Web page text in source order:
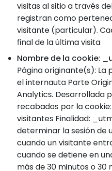
visitas al sitio a través
registran como
visitante (particular).
final de la última visita
Nombre de la cookie:
Página originante(s): La
el internauta Parte
Analytics. Desarrollada
recabados por la cookie:
visitantes Finalidad:
determinar la sesión de
cuando un visitante
cuando se detiene en
más de 30 minutos o 30